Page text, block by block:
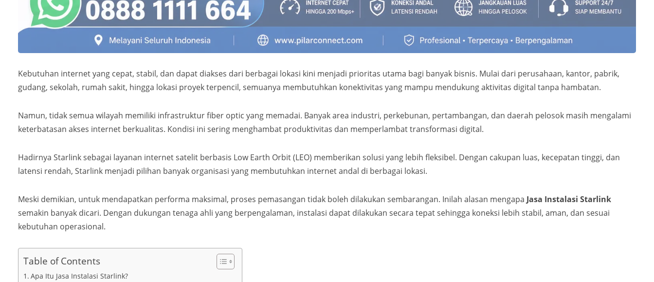
Kebutuhan internet yang cepat, stabil, dan dapat diakses dari berbagai lokasi kini menjadi prioritas utama bagi banyak bisnis. Mulai dari perusahaan, kantor, pabrik,
gudang, sekolah, rumah sakit, hingga lokasi proyek terpencil, semuanya membutuhkan konektivitas yang mampu mendukung aktivitas digital tanpa hambatan.
Namun, tidak semua wilayah memiliki infrastruktur fiber optic yang memadai. Banyak area industri, perkebunan, pertambangan, dan daerah pelosok masih mengalami
keterbatasan akses internet berkualitas. Kondisi ini sering menghambat produktivitas dan memperlambat transformasi digital.
Hadirnya Starlink sebagai layanan internet satelit berbasis Low Earth Orbit (LEO) memberikan solusi yang lebih fleksibel. Dengan cakupan luas, kecepatan tinggi, dan
latensi rendah, Starlink menjadi pilihan banyak organisasi yang membutuhkan internet andal di berbagai lokasi.
Meski demikian, untuk mendapatkan performa maksimal, proses pemasangan tidak boleh dilakukan sembarangan. Inilah alasan mengapa Jasa Instalasi Starlink
semakin banyak dicari. Dengan dukungan tenaga ahli yang berpengalaman, instalasi dapat dilakukan secara tepat sehingga koneksi lebih stabil, aman, dan sesuai
kebutuhan operasional.
Table of Contents
Apa Itu Jasa Instalasi Starlink?